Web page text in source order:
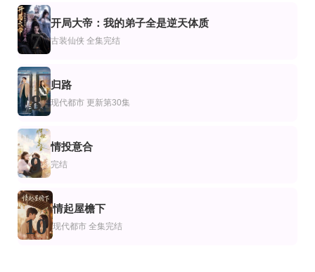
7
开局大帝：我的弟子全是逆天体质
古装仙侠 全集完结
8
归路
现代都市 更新第30集
9
情投意合
完结
10
情起屋檐下
现代都市 全集完结